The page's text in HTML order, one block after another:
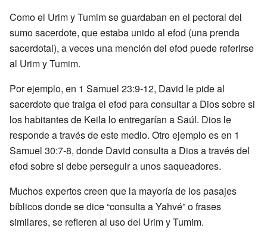
Como el Urim y Tumim se guardaban en el pectoral del
sumo sacerdote, que estaba unido al efod (una prenda
sacerdotal), a veces una mención del efod puede referirse
al Urim y Tumim.
Por ejemplo, en 1 Samuel 23:9-12, David le pide al
sacerdote que traiga el efod para consultar a Dios sobre si
los habitantes de Keila lo entregarían a Saúl. Dios le
responde a través de este medio. Otro ejemplo es en 1
Samuel 30:7-8, donde David consulta a Dios a través del
efod sobre si debe perseguir a unos saqueadores.
Muchos expertos creen que la mayoría de los pasajes
bíblicos donde se dice “consulta a Yahvé” o frases
similares, se refieren al uso del Urim y Tumim.